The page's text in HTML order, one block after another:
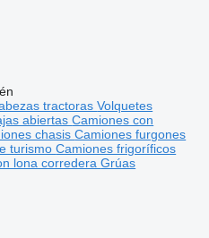
tractorasVolquetes
abiertasCamiones con
chasisCamiones furgones
turismoCamiones frigoríficos
lona correderaGrúas